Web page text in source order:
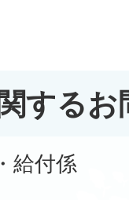
する
給付係